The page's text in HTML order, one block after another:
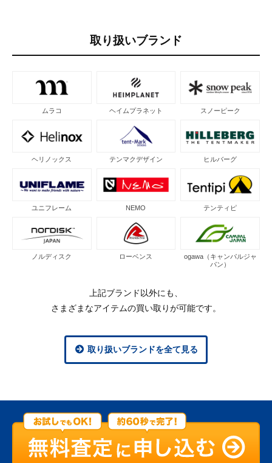
取り扱いブランド
ムラコ ヘイムプラネット スノーピーク
ヘリノックス テンマクデザイン ヒルバーグ
ユニフレーム NEMO テンティピ
ノルディスク ローベンス
ogawa（キャンパルジャ
パン）
上記ブランド以外にも、
さまざまなアイテムの買い取りが可能です。
取り扱いブランドを全て見る